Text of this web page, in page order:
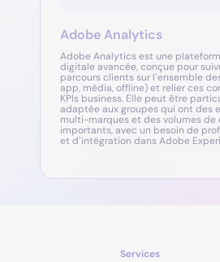
Adobe Analytics
Adobe Analytics est une
digitale avancée, conçue pour
parcours clients sur l’ensemble
app, média, offline) et relier ces
KPIs business. Elle peut être
adaptée aux groupes qui ont des
multi-marques et des volumes de
importants, avec un besoin de
et d’intégration dans Adobe
Services